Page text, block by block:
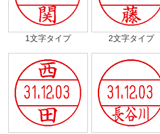
1文字タイプ 2文字タイプ